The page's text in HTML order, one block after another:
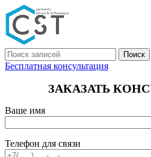
Поиск
Бесплатная консультация
ЗАКАЗАТЬ
Ваше имя
Телефон для связи